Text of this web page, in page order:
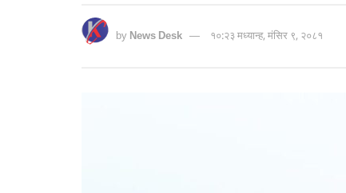
byNews Desk १०:२३ मध्यान्ह, मंसिर ९, २०८१